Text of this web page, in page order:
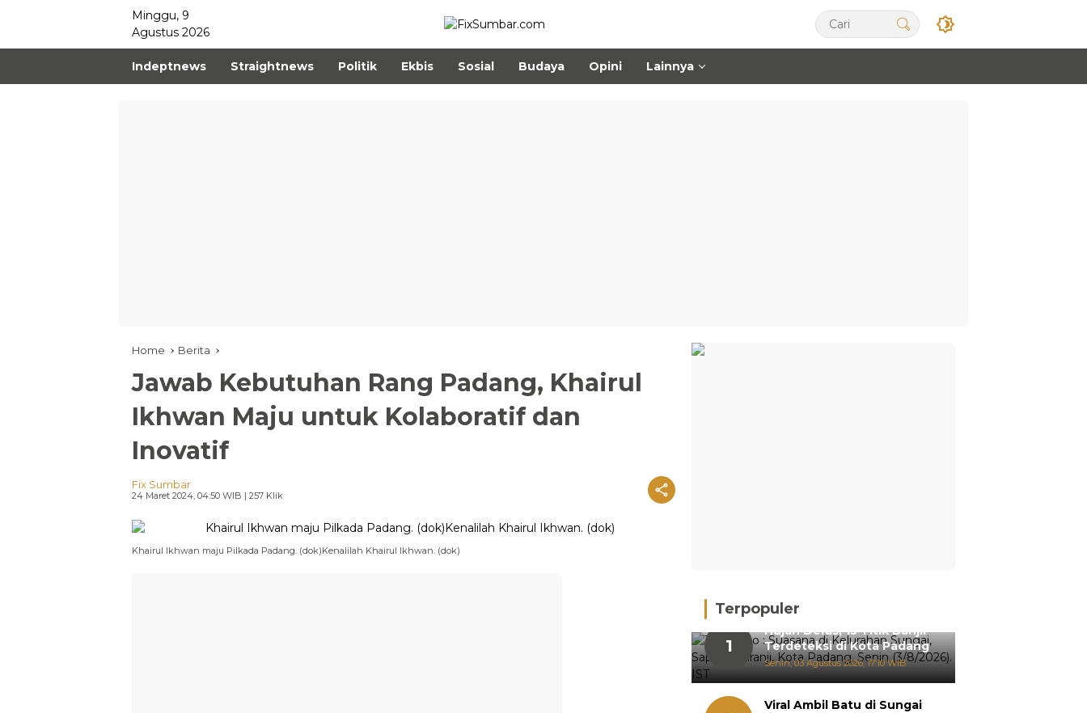
Minggu, 9
Agustus 2026
Indeptnews Straightnews Politik Ekbis Sosial Budaya Opini Lainnya
Home Berita
Jawab Kebutuhan Rang Padang, Khairul
Ikhwan Maju untuk Kolaboratif dan
Inovatif
Fix Sumbar
24 Maret 2024, 04:50 WIB | 257 Klik
Khairul Ikhwan maju Pilkada Padang. (dok)Kenalilah Khairul Ikhwan. (dok)
Terpopuler
1
Hujan Deras, 15 Titik Banjir
Terdeteksi di Kota Padang
Senin, 03 Agustus 2026, 17:10 WIB
Viral Ambil Batu di Sungai